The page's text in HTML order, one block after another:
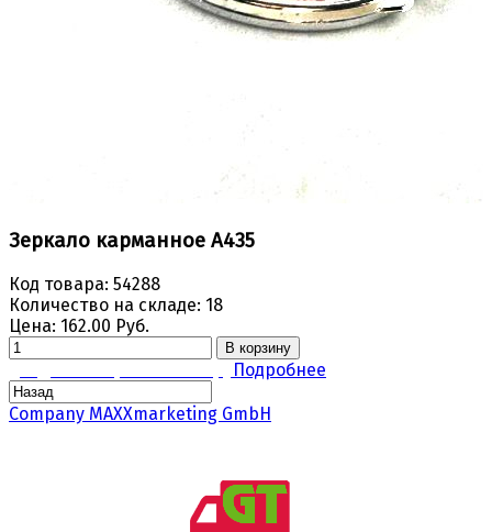
Зеркало карманное А435
Код товара: 54288
Количество на складе: 18
Цена: 162.00 Руб.
В корзину
Подробнее
Company MAXXmarketing GmbH